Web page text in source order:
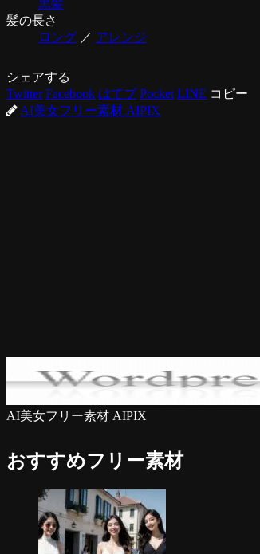
黒髪
髪の長さ
ロング ／ アレンジ
シェアする
Twitter Facebook はてブ Pocket LINE コピー
AI美女フリー素材 AIPIX
AI美女フリー素材 AIPIX
おすすめフリー素材